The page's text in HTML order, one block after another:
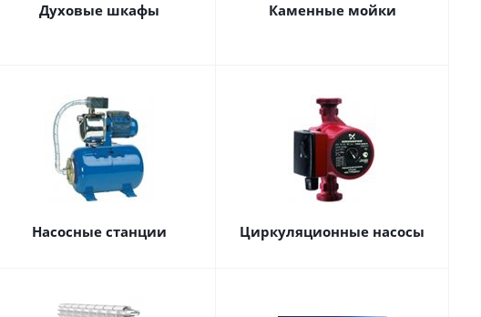
Духовые шкафы Каменные мойки
Насосные станции Циркуляционные насосы